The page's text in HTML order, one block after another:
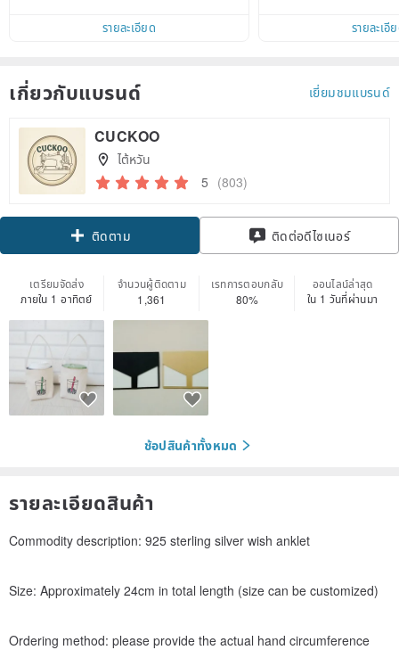
รายละเอียด
within 7 days!
รายละเอี
เกี่ยวกับแบรนด์ เยี่ยมชมแบรนด์
CUCKOO
ไต้หวัน
5 (803)
ติดตาม ติดต่อดีไซเนอร์
เตรียมจัดส่ง
ภายใน 1 อาทิตย์
จำนวนผู้ติดตาม
1,361
เรทการตอบกลับ
80%
ออนไลน์ล่าสุด
ใน 1 วันที่ผ่านมา
ช้อปสินค้าทั้งหมด
รายละเอียดสินค้า
Commodity description: 925 sterling silver wish anklet
Size: Approximately 24cm in total length (size can be customized)
Ordering method: please provide the actual hand circumference